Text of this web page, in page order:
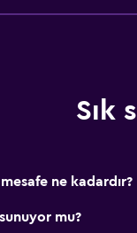
Sık
ne kadardır?
mu?